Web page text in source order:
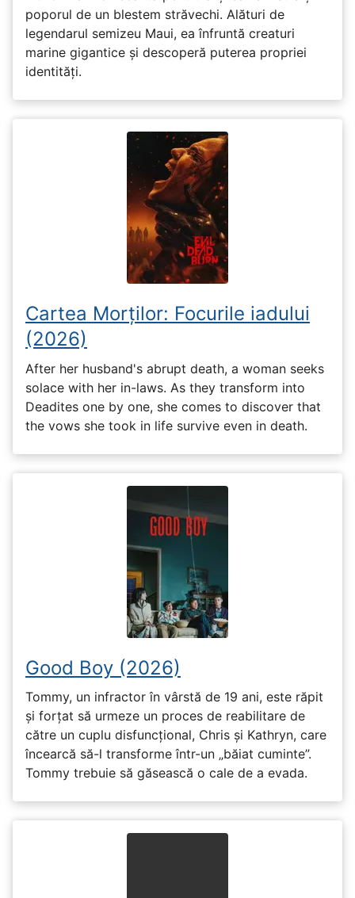
poporul de un blestem străvechi. Alături de
legendarul semizeu Maui, ea înfruntă creaturi
marine gigantice și descoperă puterea propriei
identități.
Cartea Morților: Focurile iadului
(2026)
After her husband's abrupt death, a woman seeks
solace with her in-laws. As they transform into
Deadites one by one, she comes to discover that
the vows she took in life survive even in death.
Good Boy (2026)
Tommy, un infractor în vârstă de 19 ani, este răpit
și forțat să urmeze un proces de reabilitare de
către un cuplu disfuncțional, Chris și Kathryn, care
încearcă să-l transforme într-un „băiat cuminte”.
Tommy trebuie să găsească o cale de a evada.